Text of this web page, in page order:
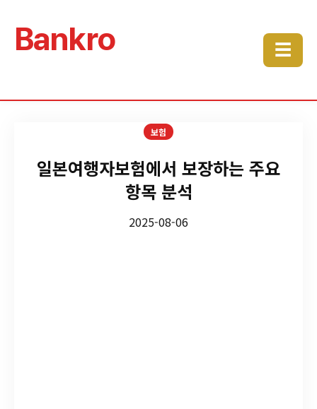
Bankro ☰
보험
일본여행자보험에서 보장하는 주요
항목 분석
2025-08-06